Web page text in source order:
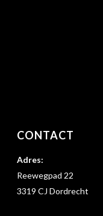
CONTACT
Adres:
Reewegpad 22
3319 CJ Dordrecht